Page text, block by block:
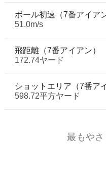
ボール初速（7番アイアン
51.0m/s
飛距離（7番アイアン）
172.74ヤード
ショットエリア（7番ア
598.72平方ヤード
最もや